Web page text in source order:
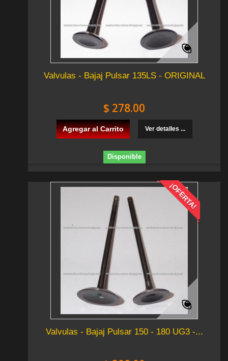
Valvulas - Bajaj Pulsar 135LS - ORIGINAL
$ 278.00
Agregar al Carrito Ver detalles ...
Disponible
¡OFERTA!
Valvulas - Bajaj Pulsar 150 - 180 UG3 -...